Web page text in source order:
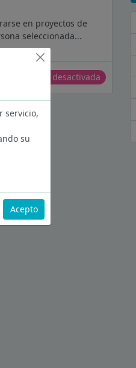
en proyectos de
seleccionada...
Oferta desactivada
servicio,
su
Acepto